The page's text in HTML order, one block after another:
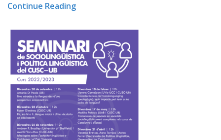
Continue Reading